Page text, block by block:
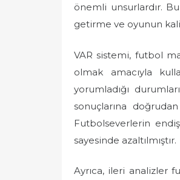
önemli unsurlardır.
getirme ve oyunun
VAR sistemi, futbol
olmak amacıyla
yorumladığı
sonuçlarına
Futbolseverlerin
sayesinde azaltılmıştır.
Ayrıca, ileri analizler